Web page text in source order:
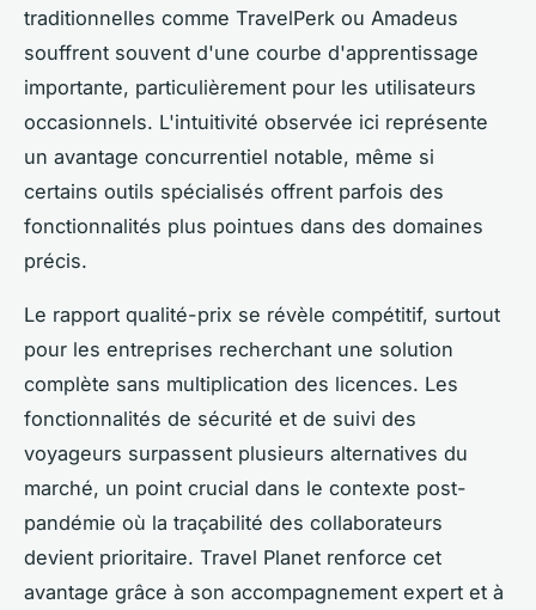
traditionnelles comme TravelPerk ou Amadeus
souffrent souvent d'une courbe d'apprentissage
importante, particulièrement pour les utilisateurs
occasionnels. L'intuitivité observée ici représente
un avantage concurrentiel notable, même si
certains outils spécialisés offrent parfois des
fonctionnalités plus pointues dans des domaines
précis.
Le rapport qualité-prix se révèle compétitif, surtout
pour les entreprises recherchant une solution
complète sans multiplication des licences. Les
fonctionnalités de sécurité et de suivi des
voyageurs surpassent plusieurs alternatives du
marché, un point crucial dans le contexte post-
pandémie où la traçabilité des collaborateurs
devient prioritaire. Travel Planet renforce cet
avantage grâce à son accompagnement expert et à